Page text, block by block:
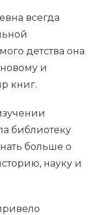
всегда
детства она
и
книг.
библиотеку
больше о
науку и